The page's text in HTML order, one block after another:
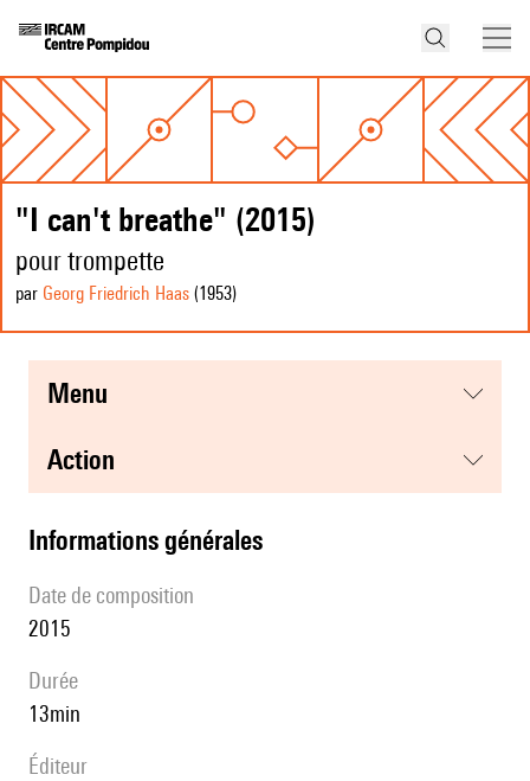
"I can't breathe" (2015)
pour trompette
par Georg Friedrich Haas (1953)
menu
action
informations générales
date de composition
2015
durée
13min
éditeur